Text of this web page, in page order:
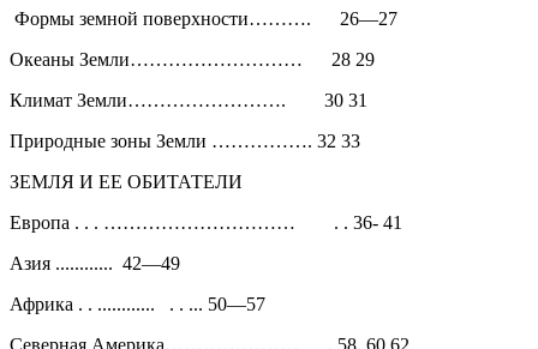
Формы земной поверхности………. 26—27
Океаны Земли……………………… 28 29
Климат Земли……………………. 30 31
Природные зоны Земли ……………. 32 33
ЗЕМЛЯ И ЕЕ ОБИТАТЕЛИ
Европа . . . ………………………… . . 36- 41
Азия ............ 42—49
Африка . . ............ . . ... 50—57
Северная Америка………………… . 58, 60 62